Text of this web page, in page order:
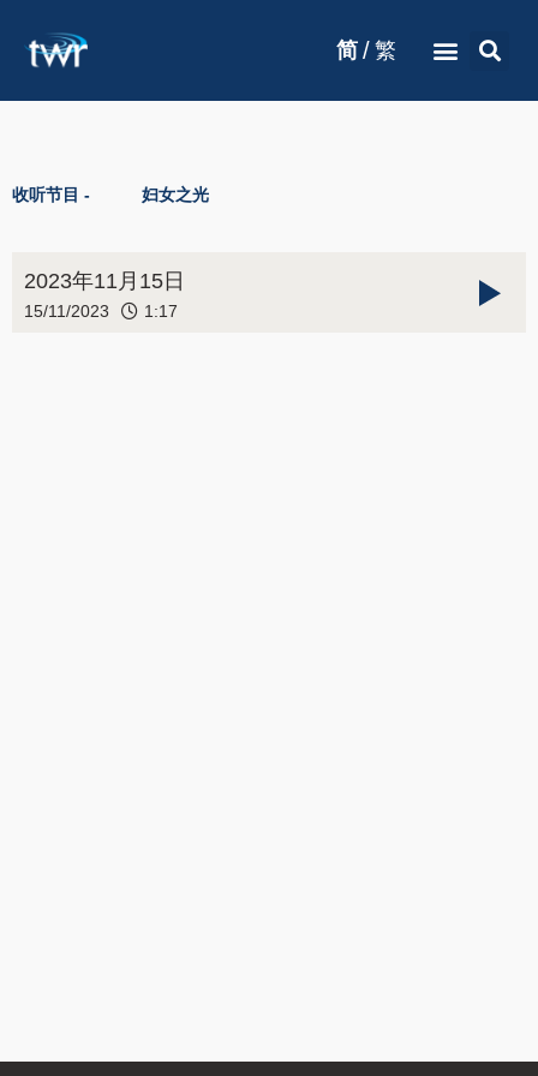
简 / 繁
收听节目 - 妇女之光
2023年11月15日
15/11/2023 1:17